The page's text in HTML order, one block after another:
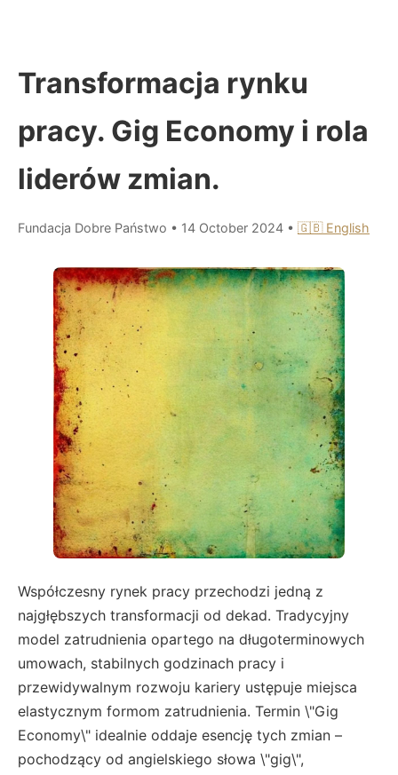
Transformacja rynku
pracy. Gig Economy i rola
liderów zmian.
Fundacja Dobre Państwo • 14 October 2024 • 🇬🇧 English
Współczesny rynek pracy przechodzi jedną z
najgłębszych transformacji od dekad. Tradycyjny
model zatrudnienia opartego na długoterminowych
umowach, stabilnych godzinach pracy i
przewidywalnym rozwoju kariery ustępuje miejsca
elastycznym formom zatrudnienia. Termin \"Gig
Economy\" idealnie oddaje esencję tych zmian –
pochodzący od angielskiego słowa \"gig\",